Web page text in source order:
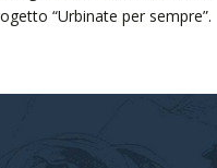
“Urbinate per sempre”.